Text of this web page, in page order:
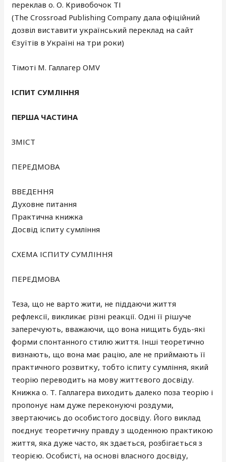
переклав о. О. Кривобочок ТІ
(The Crossroad Publishing Company дала офіційний
дозвіл виставити український переклад на сайт
Єзуїтів в Україні на три роки)
Тімоті М. Галлагер OMV
ІСПИТ СУМЛІННЯ
ПЕРША ЧАСТИНА
ЗМІСТ
ПЕРЕДМОВА
ВВЕДЕННЯ
Духовне питання
Практична книжка
Досвід іспиту сумління
СХЕМА ІСПИТУ СУМЛІННЯ
ПЕРЕДМОВА
Теза, що не варто жити, не піддаючи життя
рефлексії, викликає різні реакції. Одні її рішуче
заперечують, вважаючи, що вона нищить будь-які
форми спонтанного стилю життя. Інші теоретично
визнають, що вона має рацію, але не приймають її
практичного розвитку, тобто іспиту сумління, який
теорію переводить на мову життєвого досвіду.
Книжка о. Т. Галлагера виходить далеко поза теорію і
пропонує нам дуже переконуючі роздуми,
звертаючись до особистого досвіду. Його виклад
поєднує теоретичну правду з щоденною практикою
життя, яка дуже часто, як здається, розбігається з
теорією. Особисті, на основі власного досвіду,